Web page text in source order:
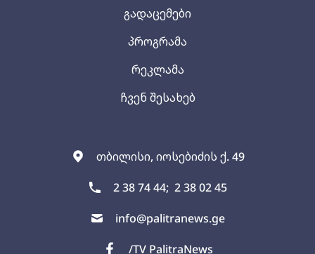
თბილისი, იოსებიძის ქ. 49
2 38 74 44; 2 38 02 45
info@palitranews.ge
/TV PalitraNews
გადაცემები
პროგრამა
რეკლამა
ჩვენ შესახებ